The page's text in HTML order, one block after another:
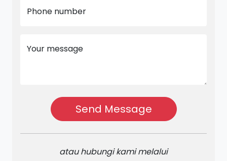
Phone number
Your message
Send Message
atau hubungi kami melalui